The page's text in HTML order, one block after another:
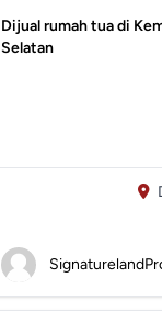
Dijual rumah tua di
Selatan